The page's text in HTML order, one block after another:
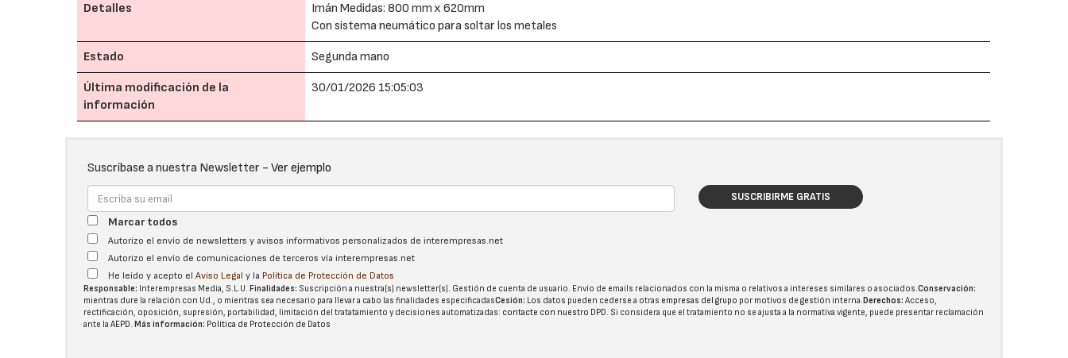
Detalles
Imán Medidas: 800 mm x 620mm
Con sistema neumático para soltar los metales
Estado Segunda mano
Última modificación de la
información
30/01/2026 15:05:03
Suscríbase a nuestra Newsletter -Ver ejemplo
SUSCRIBIRME GRATIS
Marcar todos
Autorizo el envío de newsletters y avisos informativos personalizados de interempresas.net
Autorizo el envío de comunicaciones de terceros vía interempresas.net
He leído y acepto elAviso Legal y la Política de Protección de Datos
Responsable: Interempresas Media, S.L.U.Finalidades: Suscripción a nuestra(s) newsletter(s). Gestión de cuenta de usuario. Envío de emails relacionados con la misma o relativos a intereses similares o asociados.Conservación:
mientras dure la relación con Ud., o mientras sea necesario para llevar a cabo las finalidades especificadasCesión: Los datos pueden cederse a otras empresas del grupo por motivos de gestión interna.Derechos: Acceso,
rectificación, oposición, supresión, portabilidad, limitación del tratatamiento y decisiones automatizadas: contacte con nuestro DPD. Si considera que el tratamiento no se ajusta a la normativa vigente, puede presentar reclamación
ante laAEPD.Más información: Política de Protección de Datos